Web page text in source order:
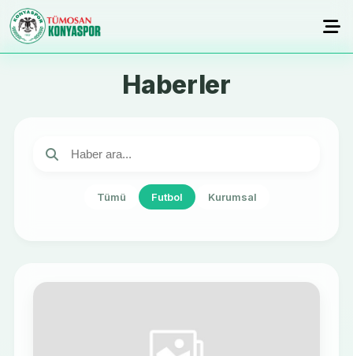
Haberler
Tümü Futbol Kurumsal